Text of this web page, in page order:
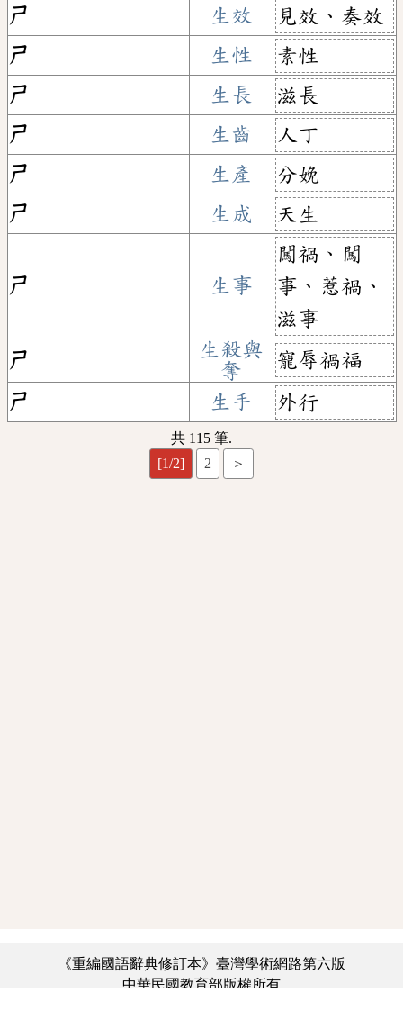
ㄕ
生效
見效、奏效
ㄕ
生性
素性
ㄕ
生長
滋長
ㄕ
生齒
人丁
ㄕ
生產
分娩
ㄕ
生成 天生
ㄕ 生事
闖禍、闖
事、惹禍、
滋事
ㄕ
生殺與
奪
寵辱禍福
ㄕ
生手 外行
共 115 筆.
[1/2]
2 ＞
《重編國語辭典修訂本》臺灣學術網路第六版
中華民國教育部版權所有